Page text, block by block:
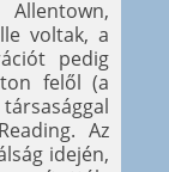
voltak, a
pedig
felől (a
Az
idején,